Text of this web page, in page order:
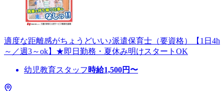
適度な距離感がちょうどいい♪派遣保育士（要資格）【1日4h
～／週3～ok】★即日勤務・夏休み明けスタートOK
幼児教育スタッフ 時給1,500円〜